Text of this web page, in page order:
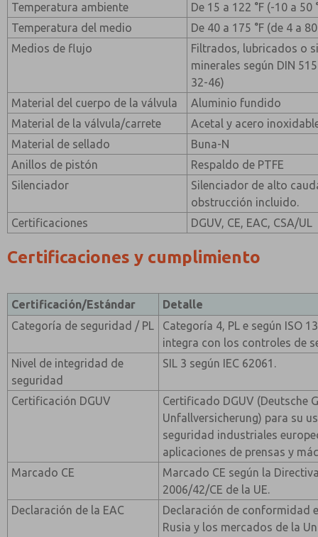
Temperatura ambiente
De 15 a 122 °F (-10 a 50
Temperatura del medio
De 40 a 175 °F (de 4 a 80
Medios de flujo
Filtrados, lubricados o
minerales según DIN
32-46)
Material del cuerpo de la válvula
Aluminio fundido
Material de la válvula/carrete
Acetal y acero
Material de sellado
Buna-N
Anillos de pistón
Respaldo de PTFE
Silenciador
Silenciador de alto
obstrucción incluido.
Certificaciones
DGUV, CE, EAC, CSA/UL
Certificaciones y cumplimiento
Certificación/Estándar
Detalle
Categoría de seguridad / PL
Categoría 4, PL e según ISO
integra con los controles de
Nivel de integridad de
seguridad
SIL 3 según IEC 62061.
Certificación DGUV
Certificado DGUV (Deutsche
Unfallversicherung) para su
seguridad industriales
aplicaciones de prensas y
Marcado CE
Marcado CE según la
2006/42/CE de la UE.
Declaración de la EAC
Declaración de conformidad
Rusia y los mercados de la